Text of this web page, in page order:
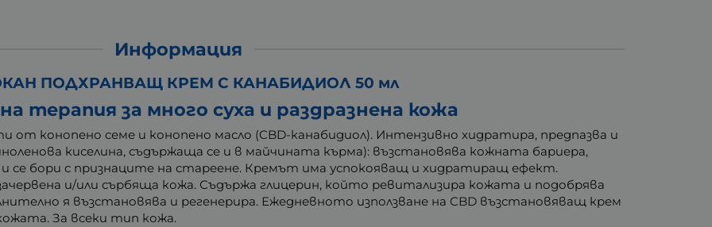
Информация
ПОДХРАНВАЩ КРЕМ С КАНАБИДИОЛ 50 мл
терапия за много суха и раздразнена кожа
конопено семе и конопено масло (CBD-канабидиол). Интензивно хидратира, предпазва и
киселина, съдържаща се и в майчината кърма): възстановява кожната бариера,
се бори с признаците на стареене. Кремът има успокояващ и хидратиращ ефект.
и/или сърбяща кожа. Съдържа глицерин, който ревитализира кожата и подобрява
я възстановява и регенерира. Ежедневното използване на CBD възстановяващ крем
За всеки тип кожа.